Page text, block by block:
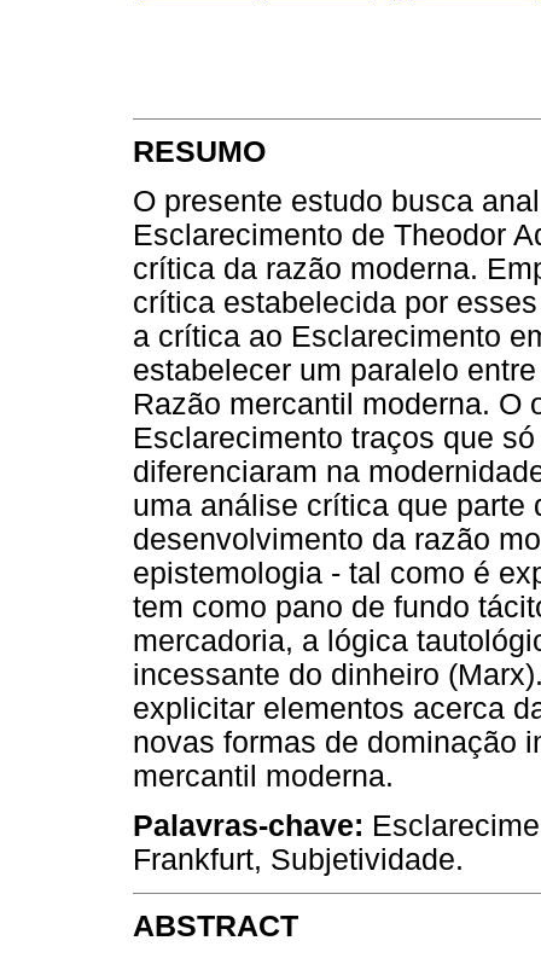
RESUMO
O presente estudo busca
Esclarecimento de Theodor
crítica da razão moderna.
crítica estabelecida por
a crítica ao Esclarecimento
estabelecer um paralelo
Razão mercantil moderna. O
Esclarecimento traços que
diferenciaram na
uma análise crítica que parte
desenvolvimento da razão
epistemologia - tal como é
tem como pano de fundo
mercadoria, a lógica
incessante do dinheiro
explicitar elementos acerca
novas formas de dominação
mercantil moderna.
Palavras-chave:
Frankfurt, Subjetividade.
ABSTRACT